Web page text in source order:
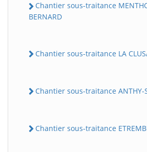
Chantier sous-traitance
BERNARD
Chantier sous-traitance LA
Chantier sous-traitance ANTHY-
Chantier sous-traitance